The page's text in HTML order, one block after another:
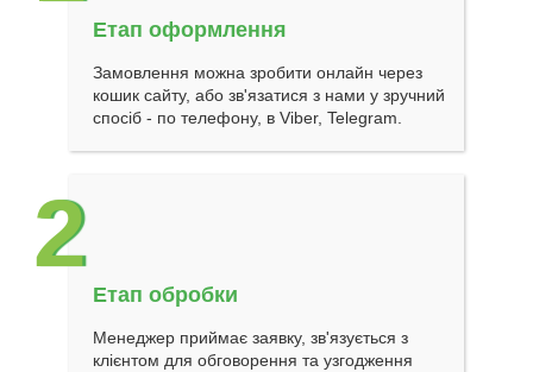
Етап оформлення
Замовлення можна зробити онлайн через
кошик сайту, або зв'язатися з нами у зручний
спосіб - по телефону, в Viber, Telegram.
2
Етап обробки
Менеджер приймає заявку, зв'язується з
клієнтом для обговорення та узгодження